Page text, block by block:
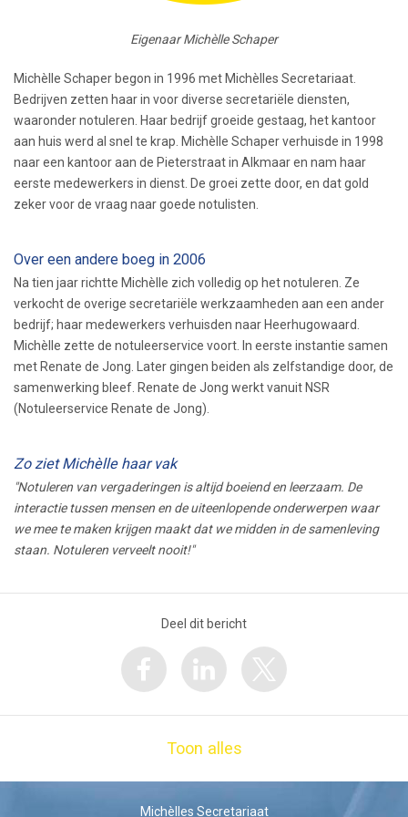
Eigenaar Michèlle Schaper
Michèlle Schaper begon in 1996 met Michèlles Secretariaat.
Bedrijven zetten haar in voor diverse secretariële diensten,
waaronder notuleren. Haar bedrijf groeide gestaag, het kantoor
aan huis werd al snel te krap. Michèlle Schaper verhuisde in 1998
naar een kantoor aan de Pieterstraat in Alkmaar en nam haar
eerste medewerkers in dienst. De groei zette door, en dat gold
zeker voor de vraag naar goede notulisten.
Over een andere boeg in 2006
Na tien jaar richtte Michèlle zich volledig op het notuleren. Ze
verkocht de overige secretariële werkzaamheden aan een ander
bedrijf; haar medewerkers verhuisden naar Heerhugowaard.
Michèlle zette de notuleerservice voort. In eerste instantie samen
met Renate de Jong. Later gingen beiden als zelfstandige door, de
samenwerking bleef. Renate de Jong werkt vanuit NSR
(Notuleerservice Renate de Jong).
Zo ziet Michèlle haar vak
"Notuleren van vergaderingen is altijd boeiend en leerzaam. De
interactie tussen mensen en de uiteenlopende onderwerpen waar
we mee te maken krijgen maakt dat we midden in de samenleving
staan. Notuleren verveelt nooit!"
Deel dit bericht
Toon alles
Michèlles Secretariaat